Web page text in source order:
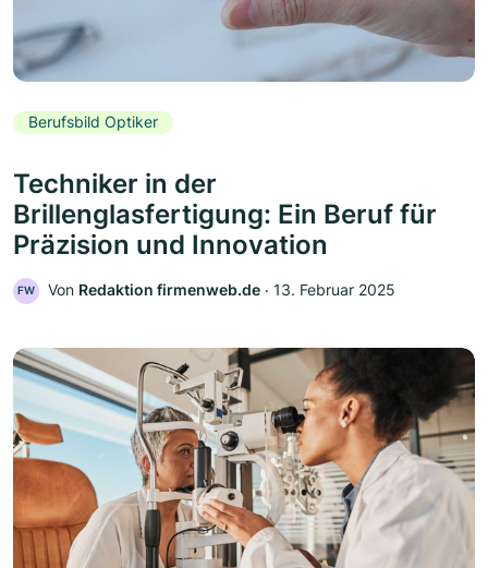
Berufsbild Optiker
Techniker in der
Brillenglasfertigung: Ein Beruf für
Präzision und Innovation
FW Von Redaktion firmenweb.de ‧ 13. Februar 2025